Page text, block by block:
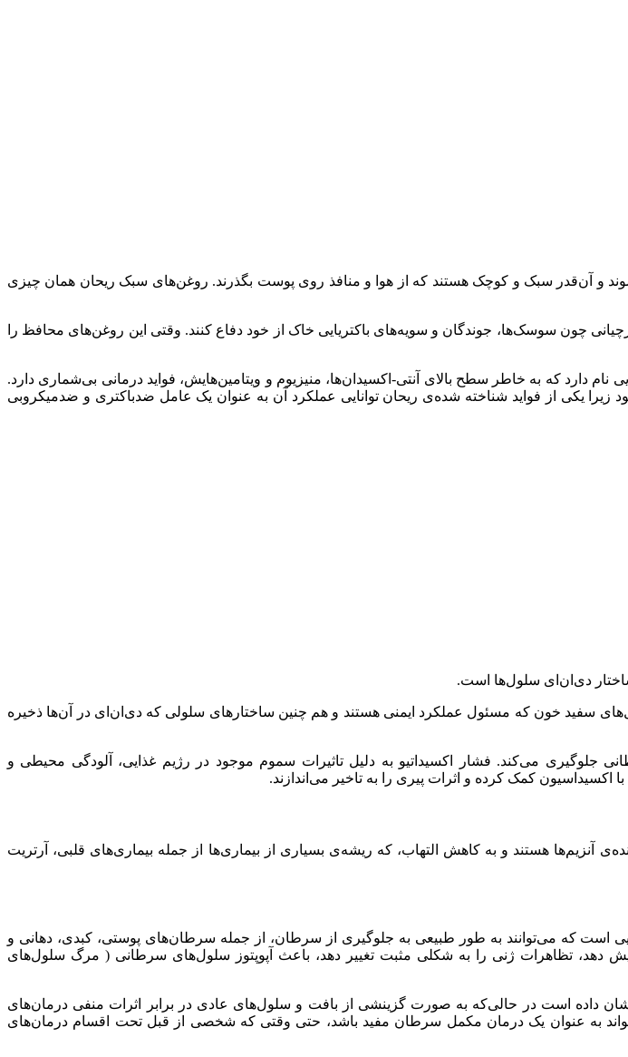
و آن‌قدر سبک و کوچک هستند که از هوا و منافذ روی پوست بگذرند. روغن‌های سبک ریحان همان چیزی
چون سوسک‌ها، جوندگان و سویه‌های باکتریایی خاک از خود دفاع کنند. وقتی این روغن‌های محافظ را
نام دارد که به خاطر سطح بالای آنتی-اکسیدان‌ها، منیزیوم و ویتامین‌هایش، فواید درمانی بی‌شماری دارد.
یکی از فواید شناخته شده‌ی ریحان توانایی عملکرد آن به عنوان یک عامل ضدباکتری و ضدمیکروبی
ساختار دی‌ان‌ای سلول‌ها است.
سفید خون که مسئول عملکرد ایمنی هستند و هم چنین ساختارهای سلولی که دی‌ان‌ای در آن‌ها ذخیره
می‌کند. فشار اکسیداتیو به دلیل تاثیرات سموم موجود در رژیم غذایی، آلودگی محیطی و
کمک کرده و اثرات پیری را به تاخیر می‌اندازند.
آنزیم‌ها هستند و به کاهش التهاب، که ریشه‌ی بسیاری از بیماری‌ها از جمله بیماری‌های قلبی، آرتریت
است که می‌توانند به طور طبیعی به جلوگیری از سرطان، از جمله سرطان‌های پوستی، کبدی، دهانی و
دهد، تظاهرات ژنی را به شکلی مثبت تغییر دهد، باعث آپوپتوز سلول‌های سرطانی ( مرگ سلول‌های
داده است در حالی‌که به صورت گزینشی از بافت و سلول‌های عادی در برابر اثرات منفی درمان‌های
به عنوان یک درمان مکمل سرطان مفید باشد، حتی وقتی که شخصی از قبل تحت اقسام درمان‌های